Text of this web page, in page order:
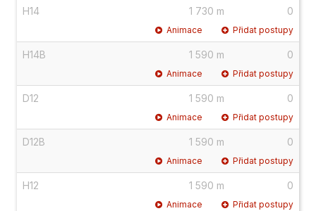
H14 1 730 m 0
Animace Přidat postupy
H14B 1 590 m 0
Animace Přidat postupy
D12 1 590 m 0
Animace Přidat postupy
D12B 1 590 m 0
Animace Přidat postupy
H12 1 590 m 0
Animace Přidat postupy